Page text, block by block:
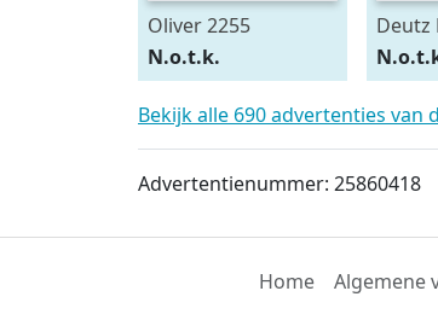
Oliver 2255
N.o.t.k.
Deutz
Bekijk alle 690 advertenties van
Advertentienummer: 25860418
Home Algemene